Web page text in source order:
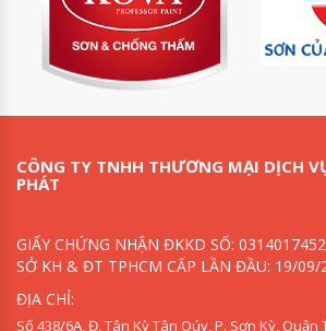
CÔNG TY TNHH THƯƠNG MẠI DỊCH
PHÁT
GIẤY CHỨNG NHẬN ĐKKD SỐ: 0314017452
SỞ KH & ĐT TPHCM CẤP LẦN ĐẦU: 19/09/
ĐỊA CHỈ:
Số 438/6A, Đ. Tân Kỳ Tân Qúy, P. Sơn Kỳ, Quận